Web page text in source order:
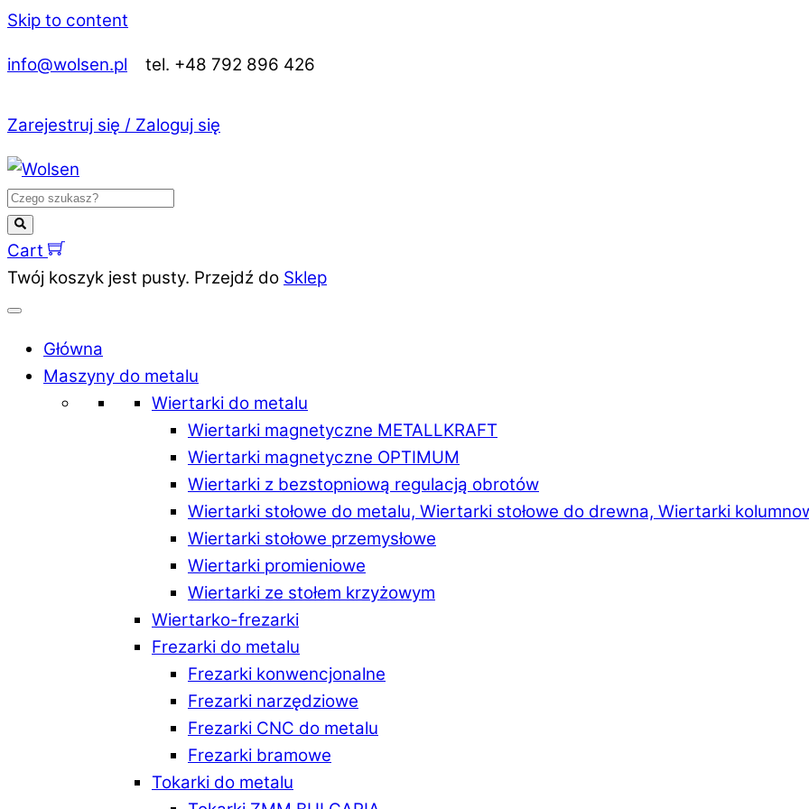
Skip to content
info@wolsen.pl tel. +48 792 896 426
Zarejestruj się / Zaloguj się
Cart
Twój koszyk jest pusty. Przejdź do Sklep
Główna
Maszyny do metalu
Wiertarki do metalu
Wiertarki magnetyczne METALLKRAFT
Wiertarki magnetyczne OPTIMUM
Wiertarki z bezstopniową regulacją obrotów
Wiertarki stołowe do metalu, Wiertarki stołowe do drewna, Wiertarki
Wiertarki stołowe przemysłowe
Wiertarki promieniowe
Wiertarki ze stołem krzyżowym
Wiertarko-frezarki
Frezarki do metalu
Frezarki konwencjonalne
Frezarki narzędziowe
Frezarki CNC do metalu
Frezarki bramowe
Tokarki do metalu